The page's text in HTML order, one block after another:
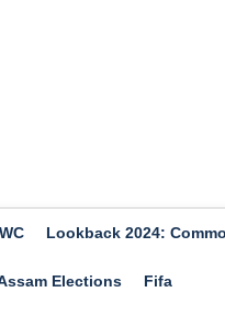
Lookback 2024:
Elections Fifa